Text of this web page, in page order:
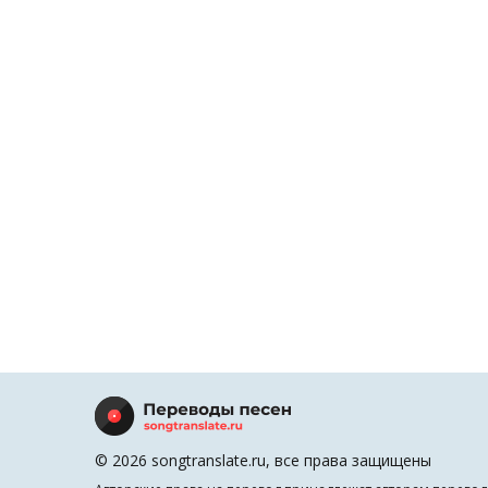
© 2026 songtranslate.ru, все права защищены